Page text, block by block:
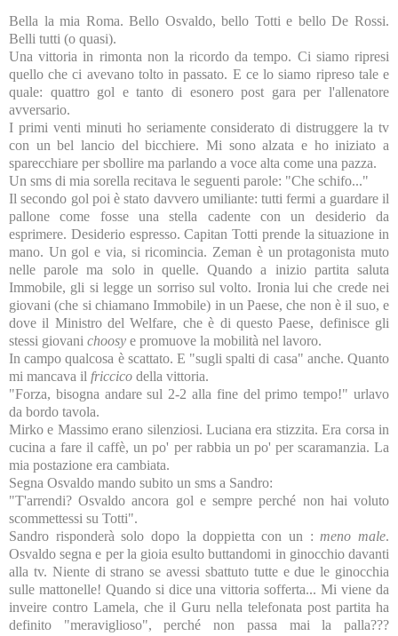
Bella la mia Roma. Bello Osvaldo, bello Totti e bello De Rossi.
Belli tutti (o quasi).
Una vittoria in rimonta non la ricordo da tempo. Ci siamo ripresi
quello che ci avevano tolto in passato. E ce lo siamo ripreso tale e
quale: quattro gol e tanto di esonero post gara per l'allenatore
avversario.
I primi venti minuti ho seriamente considerato di distruggere la tv
con un bel lancio del bicchiere. Mi sono alzata e ho iniziato a
sparecchiare per sbollire ma parlando a voce alta come una pazza.
Un sms di mia sorella recitava le seguenti parole: "Che schifo..."
Il secondo gol poi è stato davvero umiliante: tutti fermi a guardare il
pallone come fosse una stella cadente con un desiderio da
esprimere. Desiderio espresso. Capitan Totti prende la situazione in
mano. Un gol e via, si ricomincia. Zeman è un protagonista muto
nelle parole ma solo in quelle. Quando a inizio partita saluta
Immobile, gli si legge un sorriso sul volto. Ironia lui che crede nei
giovani (che si chiamano Immobile) in un Paese, che non è il suo, e
dove il Ministro del Welfare, che è di questo Paese, definisce gli
stessi giovani choosy e promuove la mobilità nel lavoro.
In campo qualcosa è scattato. E "sugli spalti di casa" anche. Quanto
mi mancava il friccico della vittoria.
"Forza, bisogna andare sul 2-2 alla fine del primo tempo!" urlavo
da bordo tavola.
Mirko e Massimo erano silenziosi. Luciana era stizzita. Era corsa in
cucina a fare il caffè, un po' per rabbia un po' per scaramanzia. La
mia postazione era cambiata.
Segna Osvaldo mando subito un sms a Sandro:
"T'arrendi? Osvaldo ancora gol e sempre perché non hai voluto
scommettessi su Totti".
Sandro risponderà solo dopo la doppietta con un : meno male.
Osvaldo segna e per la gioia esulto buttandomi in ginocchio davanti
alla tv. Niente di strano se avessi sbattuto tutte e due le ginocchia
sulle mattonelle! Quando si dice una vittoria sofferta... Mi viene da
inveire contro Lamela, che il Guru nella telefonata post partita ha
definito "meraviglioso", perché non passa mai la palla???